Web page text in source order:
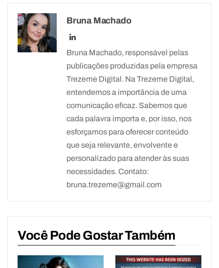
Bruna Machado
Bruna Machado, responsável pelas
publicações produzidas pela empresa
Trezeme Digital. Na Trezeme Digital,
entendemos a importância de uma
comunicação eficaz. Sabemos que
cada palavra importa e, por isso, nos
esforçamos para oferecer conteúdo
que seja relevante, envolvente e
personalizado para atender às suas
necessidades. Contato:
bruna.trezeme@gmail.com
Você Pode Gostar Também